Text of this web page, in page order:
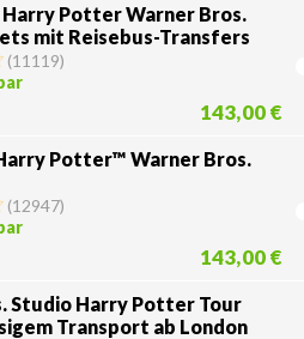
Harry Potter Warner Bros.
mit Reisebus-Transfers
(11119)
143,00 €
Potter™ Warner Bros.
(12947)
143,00 €
Studio Harry Potter Tour
Transport ab London